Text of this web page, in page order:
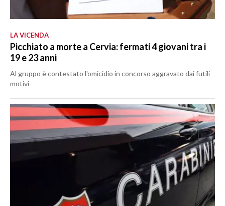
LA VICENDA
Picchiato a morte a Cervia: fermati 4 giovani tra i
19 e 23 anni
Al gruppo è contestato l'omicidio in concorso aggravato dai futili
motivi